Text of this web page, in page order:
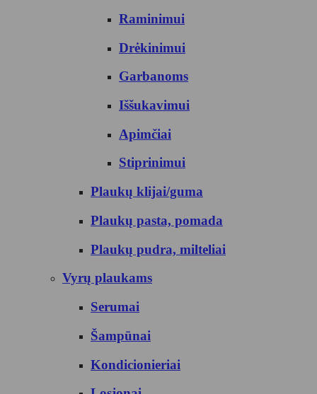
Raminimui
Drėkinimui
Garbanoms
Iššukavimui
Apimčiai
Stiprinimui
Plaukų klijai/guma
Plaukų pasta, pomada
Plaukų pudra, milteliai
Vyrų plaukams
Serumai
Šampūnai
Kondicionieriai